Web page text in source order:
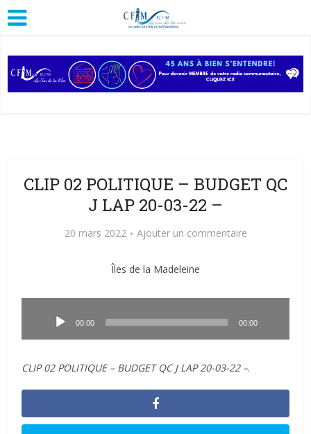
CLIP 02 POLITIQUE – BUDGET QC
J LAP 20-03-22 –
20 mars 2022 Ajouter un commentaire
Îles de la Madeleine
00:00 00:00
CLIP 02 POLITIQUE – BUDGET QC J LAP 20-03-22 –.